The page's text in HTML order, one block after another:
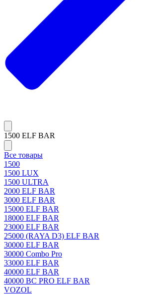
1500 ELF BAR
Все товары
1500
1500 LUX
1500 ULTRA
2000 ELF BAR
3000 ELF BAR
15000 ELF BAR
18000 ELF BAR
23000 ELF BAR
25000 (RAYA D3) ELF BAR
30000 ELF BAR
30000 Combo Pro
33000 ELF BAR
40000 ELF BAR
40000 BC PRO ELF BAR
VOZOL